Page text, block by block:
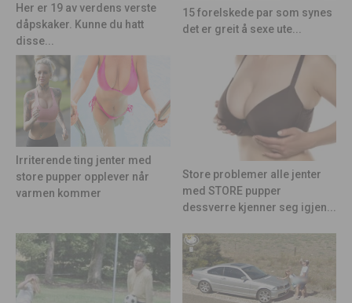
Her er 19 av verdens verste
dåpskaker. Kunne du hatt
disse...
15 forelskede par som synes
det er greit å sexe ute...
Irriterende ting jenter med
store pupper opplever når
varmen kommer
Store problemer alle jenter
med STORE pupper
dessverre kjenner seg igjen...